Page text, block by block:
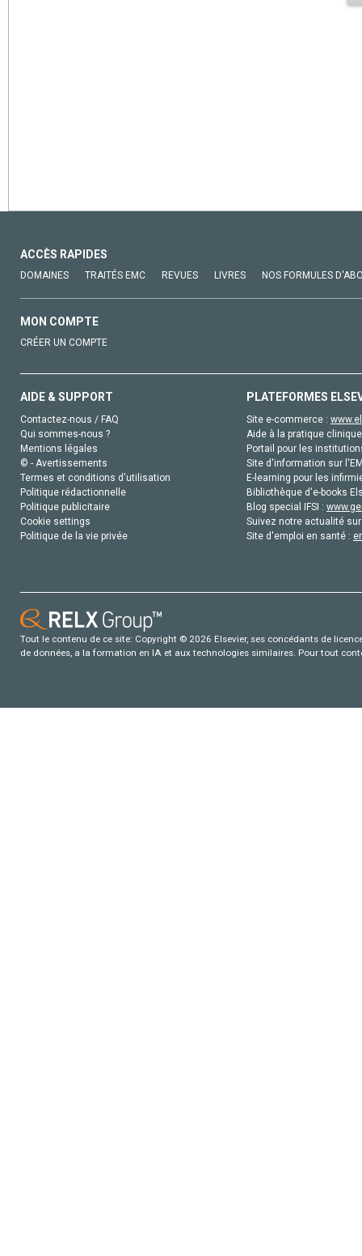
ACCÈS RAPIDES
DOMAINES TRAITÉS EMC REVUES LIVRES NOS FORMULES
MON COMPTE
CRÉER UN COMPTE
AIDE & SUPPORT
Contactez-nous / FAQ
Qui sommes-nous ?
Mentions légales
© - Avertissements
Termes et conditions d'utilisation
Politique rédactionnelle
Politique publicitaire
Cookie settings
Politique de la vie privée
PLATEFORMES
Site e-commerce :
Aide à la pratique
Portail pour les
Site d'information sur
E-learning pour les
Bibliothèque d'e-books
Blog special IFSI :
Suivez notre actualité
Site d'emploi en santé :
Tout le contenu de ce site: Copyright © 2026 Elsevier, ses concédants de
de données, a la formation en IA et aux technologies similaires. Pour tout